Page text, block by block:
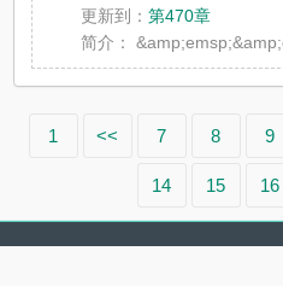
更新到：第470章
简介：
1 << 7 8 9
14 15 16